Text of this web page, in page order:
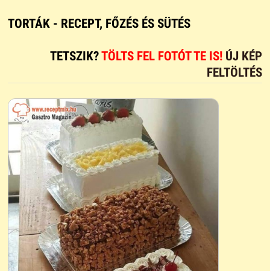
TORTÁK - RECEPT, FŐZÉS ÉS SÜTÉS
TETSZIK?TÖLTS FEL FOTÓT TE IS! ÚJ KÉP
FELTÖLTÉS